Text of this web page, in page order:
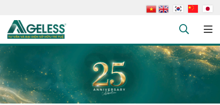
Dịch vụ
Văn bản pháp luật +
Hỏi đáp +